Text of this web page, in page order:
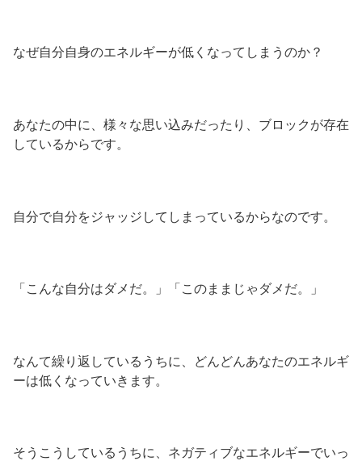
なぜ自分自身のエネルギーが低くなってしまうのか？
あなたの中に、様々な思い込みだったり、ブロックが存在
しているからです。
自分で自分をジャッジしてしまっているからなのです。
「こんな自分はダメだ。」「このままじゃダメだ。」
なんて繰り返しているうちに、どんどんあなたのエネルギ
ーは低くなっていきます。
そうこうしているうちに、ネガティブなエネルギーでいっ